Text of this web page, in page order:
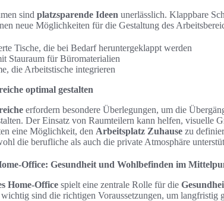
sind platzsparende Ideen unerlässlich. Klappbare
neue Möglichkeiten für die Gestaltung des
Tische, die bei Bedarf heruntergeklappt werden
Stauraum für Büromaterialien
die Arbeitstische integrieren
optimal gestalten
erfordern besondere Überlegungen, um die
Der Einsatz von Raumteilern kann helfen, visuelle
eine Möglichkeit, den Arbeitsplatz Zuhause zu
die berufliche als auch die private Atmosphäre
Office: Gesundheit und Wohlbefinden im
Home-Office spielt eine zentrale Rolle für die
sind die richtigen Voraussetzungen, um langfristig